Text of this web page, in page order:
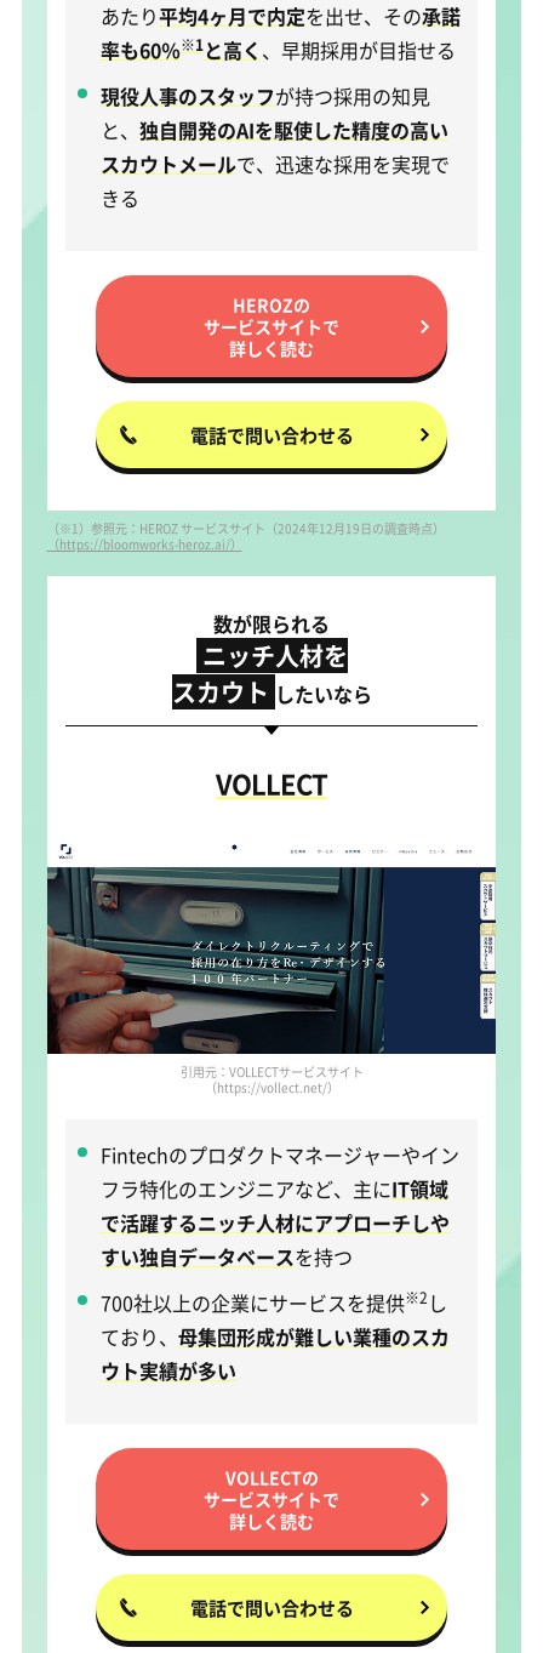
あたり平均4ヶ月で内定を出せ、その承諾
率も60％※1と高く 、早期採用が目指せる
現役人事のスタッフが持つ採用の知見
と、 独自開発のAIを駆使した精度の高い
スカウトメールで、迅速な採用を実現で
きる
HEROZの
サービスサイトで
詳しく読む
電話で問い合わせる
（※1）参照元：HEROZ サービスサイト（2024年12月19日の調査時点）
（https://bloomworks-heroz.ai/）
数が限られる
ニッチ人材を
スカウト したいなら
VOLLECT
引用元：VOLLECTサービスサイト
（https://vollect.net/）
Fintechのプロダクトマネージャーやイン
フラ特化のエンジニアなど、主にIT領域
で活躍するニッチ人材にアプローチしや
すい独自データベースを持つ
700社以上の企業にサービスを提供※2 し
ており、 母集団形成が難しい業種のスカ
ウト実績が多い
VOLLECTの
サービスサイトで
詳しく読む
電話で問い合わせる